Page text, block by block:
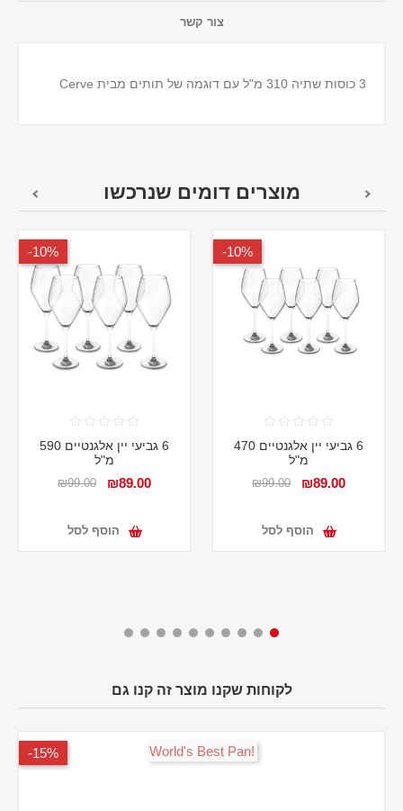
צור קשר
3 כוסות שתיה 310 מ"ל עם דוגמה של תותים מבית Cerve
מוצרים דומים שנרכשו
10%-
6 גביעי יין אלגנטיים 470
מ"ל
₪89.00
₪99.00
הוסף לסל
10%-
6 גביעי יין אלגנטיים 590
מ"ל
₪89.00
₪99.00
הוסף לסל
לקוחות שקנו מוצר זה קנו גם
15%- !World's Best Pan